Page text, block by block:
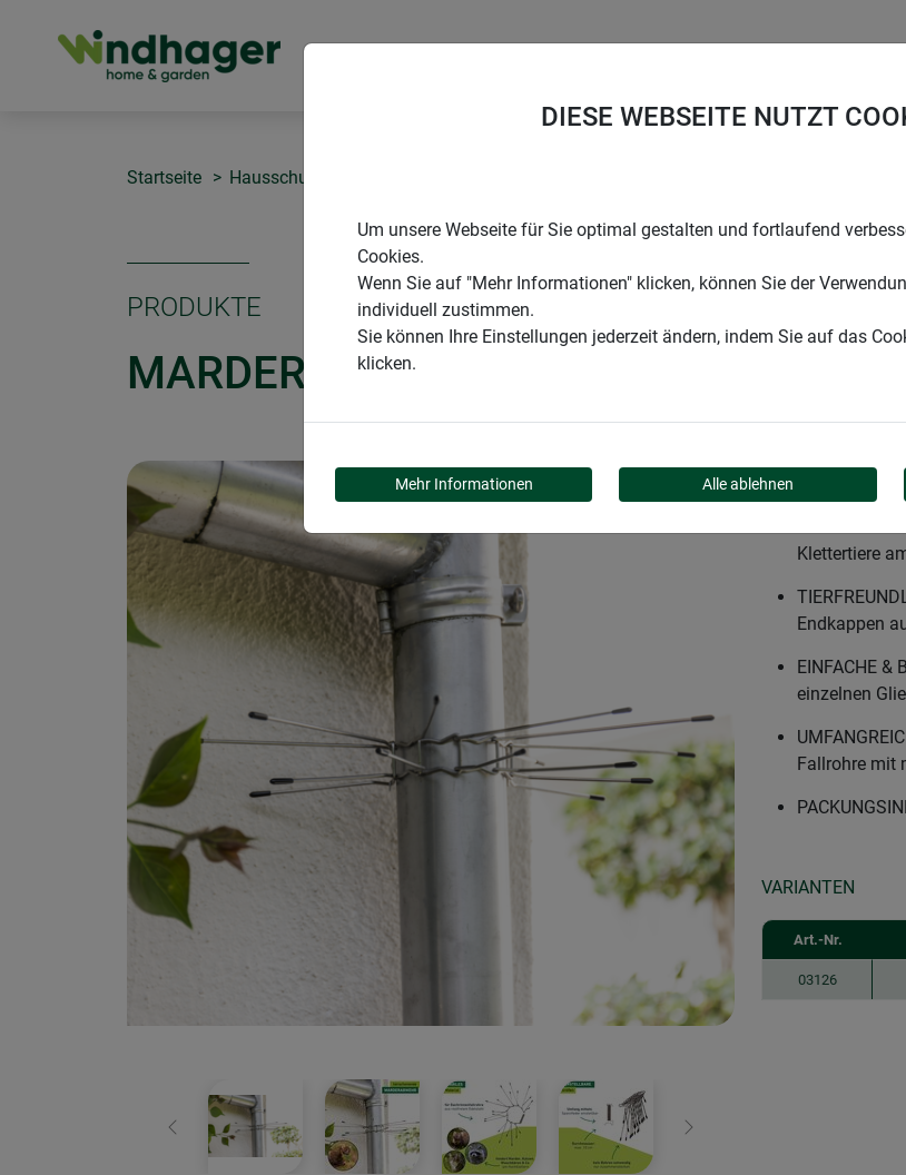
Startseite Hausschutz
PRODUKTE
MARDERABWEHR FALLROHR-GÜRTEL
Zurück Weiter
KEIN
Klettertiere
Endkappen
EINFACHE &
einzelnen
Fallrohre mit
VARIANTEN
Art.-Nr.
03126
DIESE WEBSEITE NUTZT
Um unsere Webseite für Sie optimal gestalten und fortlaufend
Cookies.
Wenn Sie auf "Mehr Informationen" klicken, können Sie der
individuell zustimmen.
Sie können Ihre Einstellungen jederzeit ändern, indem Sie auf das
klicken.
Mehr Informationen Alle ablehnen